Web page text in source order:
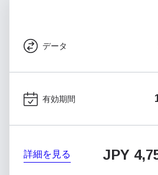
データ
有効期間
詳細を見る JPY